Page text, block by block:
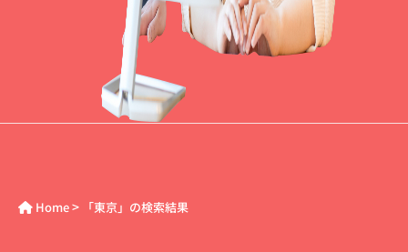
Home> 「東京」の検索結果